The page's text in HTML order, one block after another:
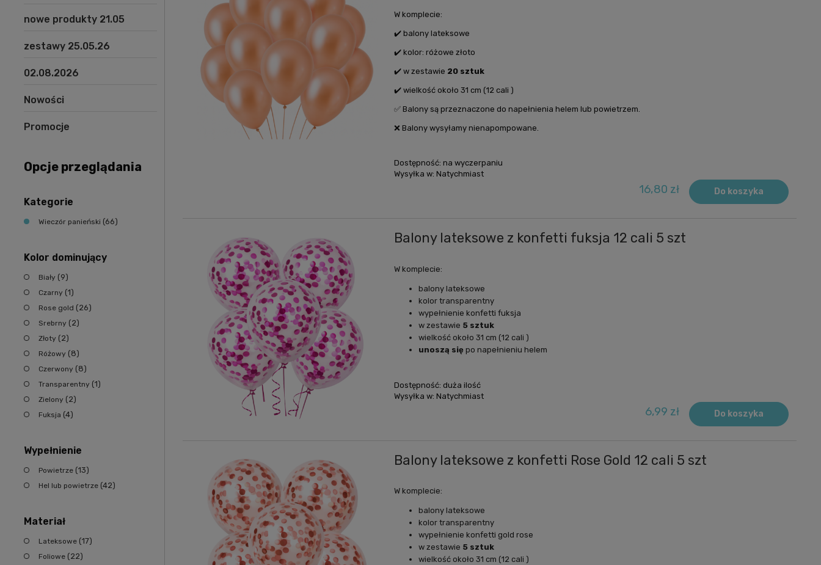
nowe produkty 21.05
zestawy 25.05.26
02.08.2026
Nowości
Promocje
Opcje przeglądania
Kategorie
Wieczór panieński (66)
Kolor dominujący
Biały (9)
Czarny (1)
Rose gold (26)
Srebrny (2)
Złoty (2)
Różowy (8)
Czerwony (8)
Transparentny (1)
Zielony (2)
Fuksja (4)
Wypełnienie
Powietrze (13)
Hel lub powietrze (42)
Materiał
Lateksowe (17)
Foliowe (22)
W komplecie:
✔️ balony lateksowe
✔️ kolor: różowe złoto
✔️ w zestawie 20 sztuk
✔️ wielkość około 31 cm (12 cali )
✅ Balony są przeznaczone do napełnienia helem lub powietrzem.
❌ Balony wysyłamy nienapompowane.
Dostępność: na wyczerpaniu
Wysyłka w: Natychmiast
16,80 zł Do koszyka
Balony lateksowe z konfetti fuksja 12 cali 5 szt
W komplecie:
balony lateksowe
kolor transparentny
wypełnienie konfetti fuksja
w zestawie 5 sztuk
wielkość około 31 cm (12 cali )
unoszą się po napełnieniu helem
Dostępność: duża ilość
Wysyłka w: Natychmiast
6,99 zł Do koszyka
Balony lateksowe z konfetti Rose Gold 12 cali 5 szt
W komplecie:
balony lateksowe
kolor transparentny
wypełnienie konfetti gold rose
w zestawie 5 sztuk
wielkość około 31 cm (12 cali )